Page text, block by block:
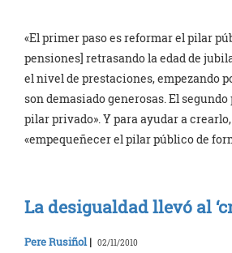
«El primer paso es reformar el pilar
pensiones] retrasando la edad de
el nivel de prestaciones, empezando
son demasiado generosas. El segundo
pilar privado». Y para ayudar a
«empequeñecer el pilar público de
La desigualdad llevó al
Pere Rusiñol| 02/11/2010